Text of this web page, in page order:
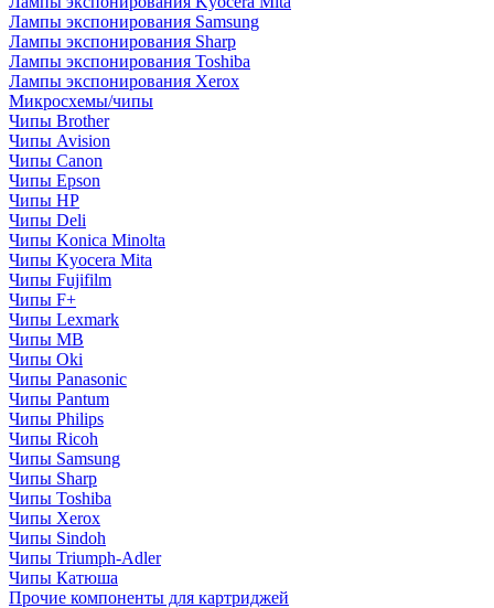
Лампы экспонирования Samsung
Лампы экспонирования Sharp
Лампы экспонирования Toshiba
Лампы экспонирования Xerox
Микросхемы/чипы
Чипы Brother
Чипы Avision
Чипы Canon
Чипы Epson
Чипы HP
Чипы Deli
Чипы Konica Minolta
Чипы Kyocera Mita
Чипы Fujifilm
Чипы F+
Чипы Lexmark
Чипы MB
Чипы Oki
Чипы Panasonic
Чипы Pantum
Чипы Philips
Чипы Ricoh
Чипы Samsung
Чипы Sharp
Чипы Toshiba
Чипы Xerox
Чипы Sindoh
Чипы Triumph-Adler
Чипы Катюша
Прочие компоненты для картриджей